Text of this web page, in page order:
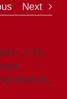
Next
↗️ Dr.